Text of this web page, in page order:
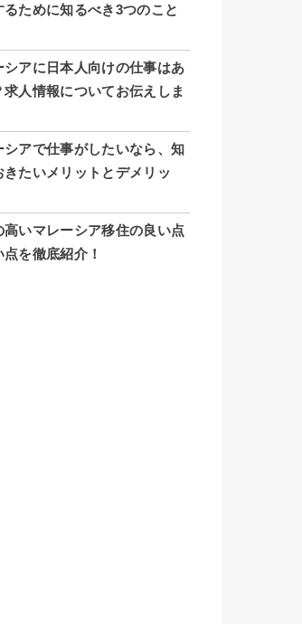
るために知るべき3つのこと
シアに日本人向けの仕事はあ
求人情報についてお伝えしま
シアで仕事がしたいなら、知
きたいメリットとデメリッ
高いマレーシア移住の良い点
点を徹底紹介！